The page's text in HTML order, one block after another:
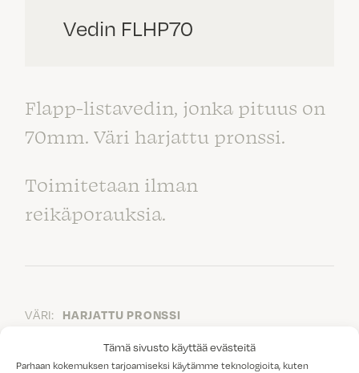
Tämä sivusto käyttää evästeitä
Parhaan kokemuksen tarjoamiseksi käytämme teknologioita, kuten
Vedin FLHP70
Flapp-listavedin, jonka pituus on
70mm. Väri harjattu pronssi.
Toimitetaan ilman
reikäporauksia.
VÄRI: HARJATTU PRONSSI
HINTARYHMÄ: 4